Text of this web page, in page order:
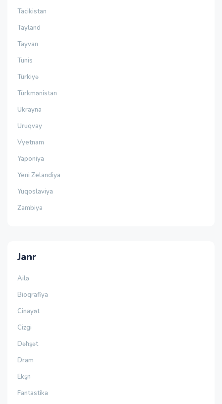
Tacikistan
Tayland
Tayvan
Tunis
Türkiyə
Türkmənistan
Ukrayna
Uruqvay
Vyetnam
Yaponiya
Yeni Zelandiya
Yuqoslaviya
Zambiya
Janr
Ailə
Bioqrafiya
Cinayət
Cizgi
Dəhşət
Dram
Ekşn
Fantastika